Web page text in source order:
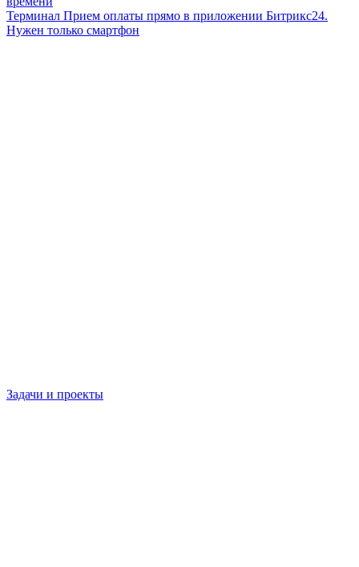
Терминал Прием оплаты прямо в приложении Битрикс24.
Нужен только смартфон
Задачи и проекты